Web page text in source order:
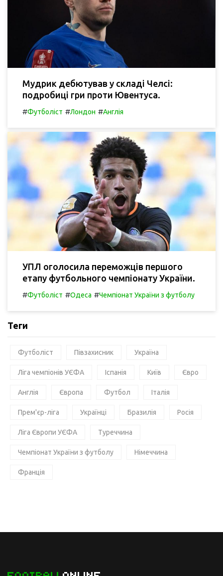
Мудрик дебютував у складі Челсі:
подробиці гри проти Ювентуса.
#Футболіст #Лондон #Англія
УПЛ оголосила переможців першого
етапу футбольного чемпіонату України.
#Футболіст #Одеса #Чемпіонат України з футболу
Теги
Футболіст Півзахисник Україна
Ліга чемпіонів УЄФА Іспанія Київ Євро
Англія Європа Футбол Італія
Прем'єр-ліга Українці Бразилія Росія
Ліга Європи УЄФА Туреччина
Чемпіонат України з футболу Німеччина
Франція